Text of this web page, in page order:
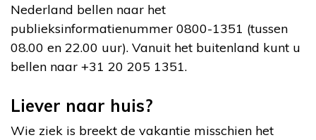
Nederland bellen naar het
publieksinformatienummer 0800-1351 (tussen
08.00 en 22.00 uur). Vanuit het buitenland kunt u
bellen naar +31 20 205 1351.
Liever naar huis?
Wie ziek is breekt de vakantie misschien het